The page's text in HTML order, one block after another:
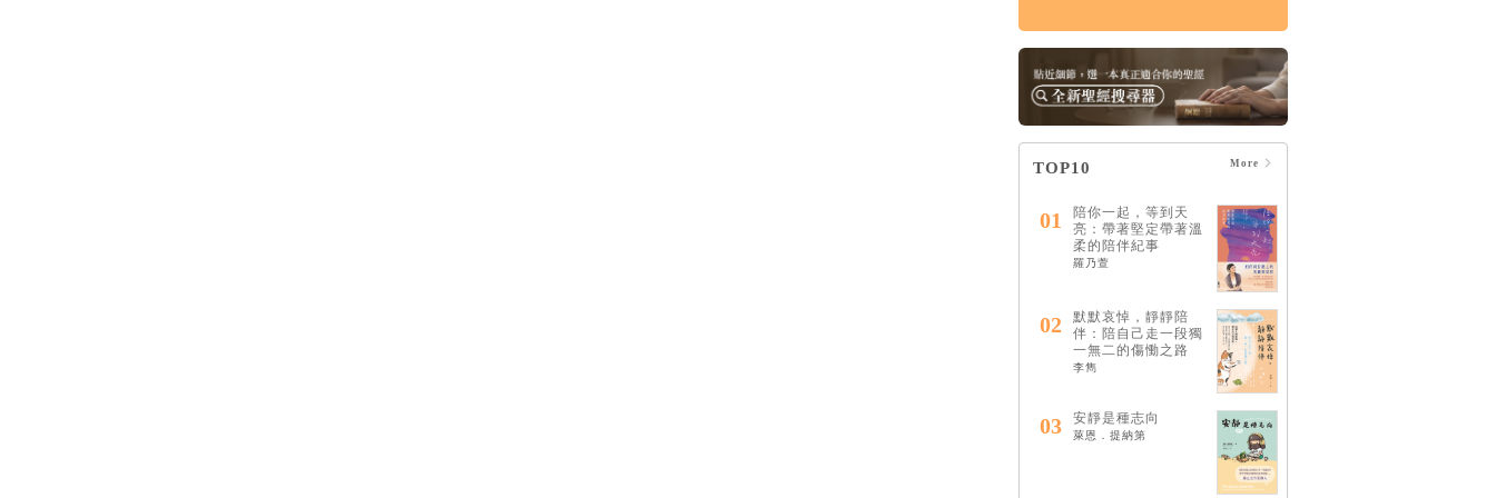
與楊腓力一起學習陪
伴受苦者
HK$96 $101
TOP10 More
01
陪你一起，等到天
亮：帶著堅定帶著溫
柔的陪伴紀事
羅乃萱
02
默默哀悼，靜靜陪
伴：陪自己走一段獨
一無二的傷慟之路
李雋
03 安靜是種志向
萊恩．提納第